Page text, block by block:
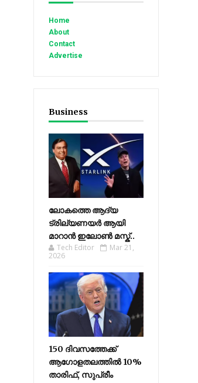
Home
About
Contact
Advertise
Business
ലോകത്തെ ആദ്യ
ട്രില്യണയർ ആയി
മാറാൻ ഇലോൺ മസ്ക്..
Tech Editor
Mar 21,
2026
150 ദിവസത്തേക്ക്
ആഗോളതലത്തിൽ 10%
താരിഫ്, സുപ്രീം